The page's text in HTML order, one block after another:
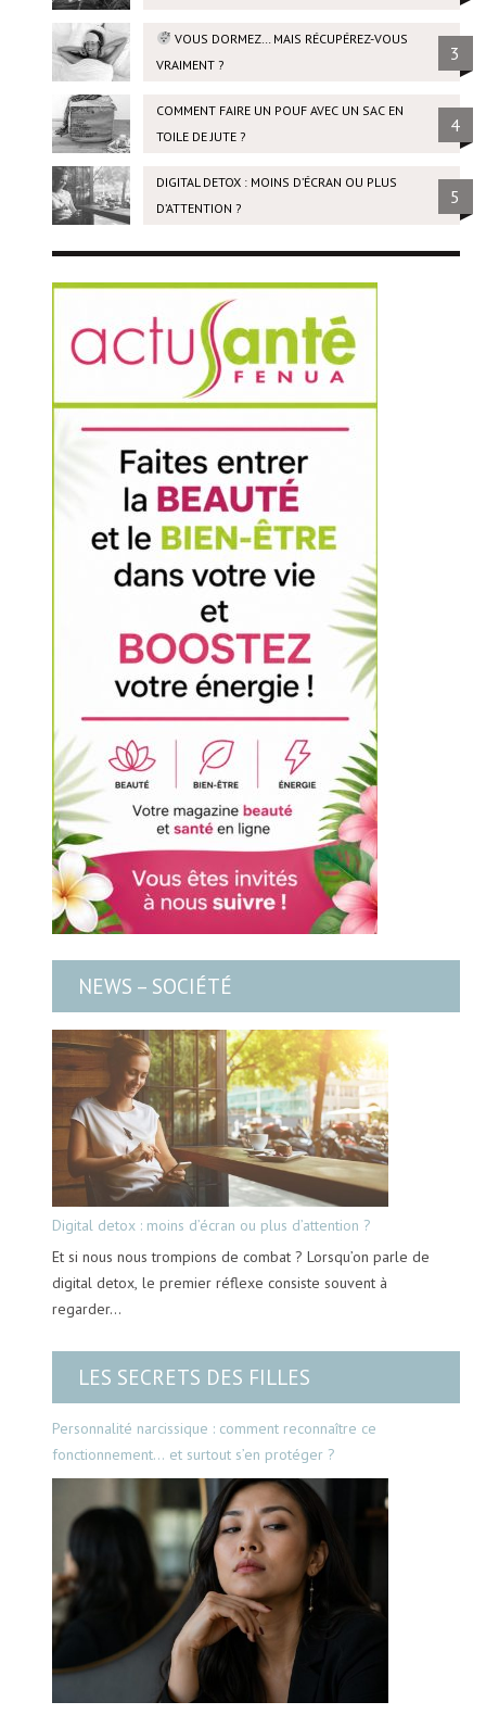
VOUS DORMEZ… MAIS RÉCUPÉREZ-VOUS
VRAIMENT ?
3
COMMENT FAIRE UN POUF AVEC UN SAC EN
TOILE DE JUTE ?
4
DIGITAL DETOX : MOINS D’ÉCRAN OU PLUS
D’ATTENTION ?
5
NEWS – SOCIÉTÉ
Digital detox : moins d’écran ou plus d’attention ?
Et si nous nous trompions de combat ? Lorsqu’on parle de
digital detox, le premier réflexe consiste souvent à
regarder…
LES SECRETS DES FILLES
Personnalité narcissique : comment reconnaître ce
fonctionnement… et surtout s’en protéger ?